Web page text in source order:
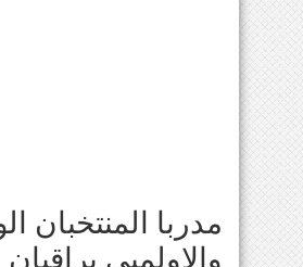
مدربا المنتخبان
والاولمبي يراقبان